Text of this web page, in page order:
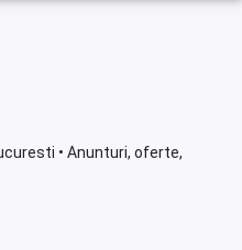
• Anunturi, oferte,